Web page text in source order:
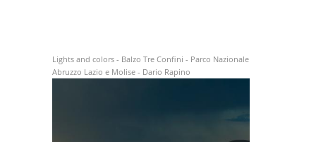
Lights and colors - Balzo Tre Confini - Parco Nazionale
Abruzzo Lazio e Molise - Dario Rapino